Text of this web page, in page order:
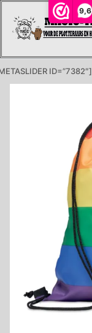
9,6
naar
ID=”7382″]